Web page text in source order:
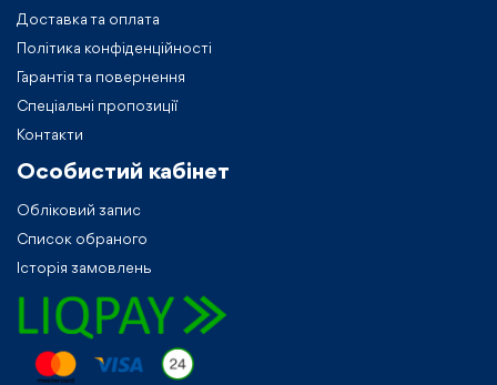
Доставка та оплата
Політика конфіденційності
Гарантія та повернення
Спеціальні пропозиції
Контакти
Особистий кабiнет
Обліковий запис
Список обраного
Історія замовлень